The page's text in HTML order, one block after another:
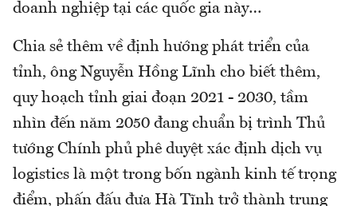
doanh nghiệp tại các quốc gia này…
Chia sẻ thêm về định hướng phát triển của
tỉnh, ông Nguyễn Hồng Lĩnh cho biết thêm,
quy hoạch tỉnh giai đoạn 2021 - 2030, tầm
nhìn đến năm 2050 đang chuẩn bị trình Thủ
tướng Chính phủ phê duyệt xác định dịch vụ
logistics là một trong bốn ngành kinh tế trọng
điểm, phấn đấu đưa Hà Tĩnh trở thành trung